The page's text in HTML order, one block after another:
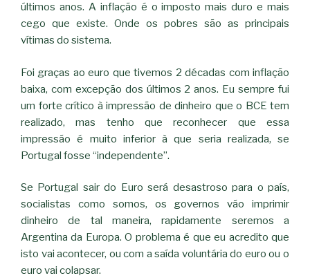
últimos anos. A inflação é o imposto mais duro e mais
cego que existe. Onde os pobres são as principais
vítimas do sistema.
Foi graças ao euro que tivemos 2 décadas com inflação
baixa, com excepção dos últimos 2 anos. Eu sempre fui
um forte crítico à impressão de dinheiro que o BCE tem
realizado, mas tenho que reconhecer que essa
impressão é muito inferior à que seria realizada, se
Portugal fosse “independente”.
Se Portugal sair do Euro será desastroso para o país,
socialistas como somos, os governos vão imprimir
dinheiro de tal maneira, rapidamente seremos a
Argentina da Europa. O problema é que eu acredito que
isto vai acontecer, ou com a saída voluntária do euro ou o
euro vai colapsar.